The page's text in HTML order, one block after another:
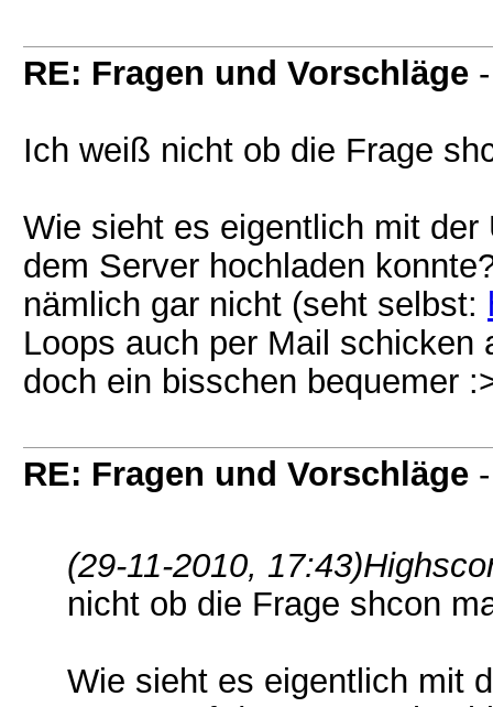
RE: Fragen und Vorschläge
Ich weiß nicht ob die Frage
Wie sieht es eigentlich mit
dem Server hochladen
nämlich gar nicht (seht selbst:
Loops auch per Mail schicken
doch ein bisschen bequemer
RE: Fragen und Vorschläge
(29-11-2010, 17:43)
nicht ob die Frage shcon
Wie sieht es eigentlich mit